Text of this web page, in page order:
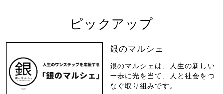
ピックアップ
銀のマルシェ
銀のマルシェは、人生の新しい
一歩に光を当て、人と社会をつ
なぐ取り組みです。